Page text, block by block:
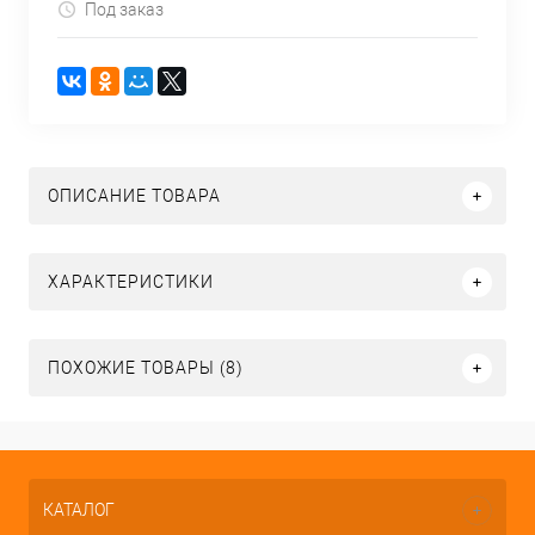
Под заказ
ОПИСАНИЕ ТОВАРА
ХАРАКТЕРИСТИКИ
ПОХОЖИЕ ТОВАРЫ (8)
КАТАЛОГ